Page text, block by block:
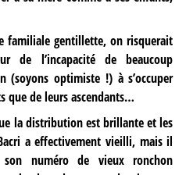
familiale gentillette, on risquerait
de l’incapacité de beaucoup
(soyons optimiste !) à s’occuper
que de leurs ascendants…
la distribution est brillante et les
a effectivement vieilli, mais il
numéro de vieux ronchon